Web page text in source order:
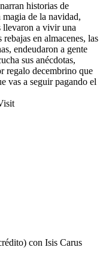
historias de
de la navidad,
llevaron a vivir una
en almacenes, las
endeudaron a gente
sus anécdotas,
regalo decembrino que
vas a seguir pagando el
con Isis Carus